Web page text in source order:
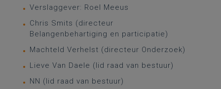
Verslaggever: Roel Meeus
Chris Smits (directeur
Belangenbehartiging en participatie)
Machteld Verhelst (directeur Onderzoek)
Lieve Van Daele (lid raad van bestuur)
NN (lid raad van bestuur)